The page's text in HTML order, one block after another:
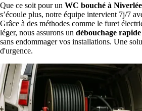
Que ce soit pour un WC bouché à Niverlée
s’écoule plus, notre équipe intervient 7j/7
Grâce à des méthodes comme le furet
léger, nous assurons un débouchage
sans endommager vos installations. Une
d'urgence.